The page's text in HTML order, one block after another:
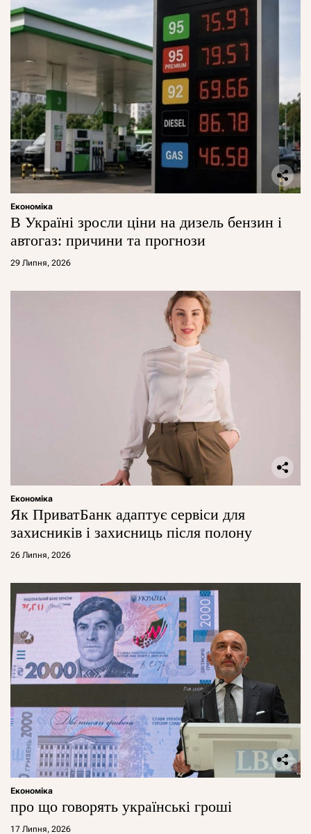
Економіка
В Україні зросли ціни на дизель бензин і
автогаз: причини та прогнози
29 Липня, 2026
Економіка
Як ПриватБанк адаптує сервіси для
захисників і захисниць після полону
26 Липня, 2026
Економіка
про що говорять українські гроші
17 Липня, 2026